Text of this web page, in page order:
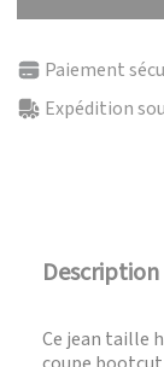
Paiement
Expédition
Description
Ce jean taille